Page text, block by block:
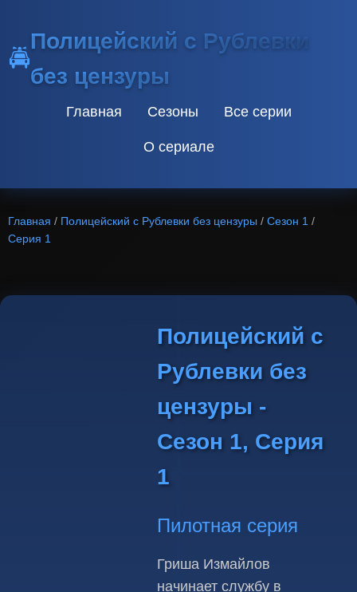
🚔
Полицейский с Рублевки
без цензуры
Главная Сезоны Все серии
О сериале
Главная / Полицейский с Рублевки без цензуры / Сезон 1 /
Серия 1
Полицейский с
Рублевки без
цензуры -
Сезон 1, Серия
1
Пилотная серия
Гриша Измайлов
начинает службу в